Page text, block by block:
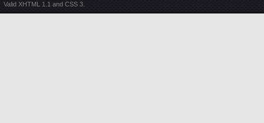
Valid XHTML 1.1 and CSS 3.